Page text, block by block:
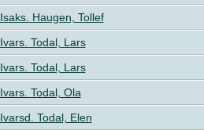
Isaks. Haugen, Tollef
Ivars. Todal, Lars
Ivars. Todal, Lars
Ivars. Todal, Ola
Ivarsd. Todal, Elen